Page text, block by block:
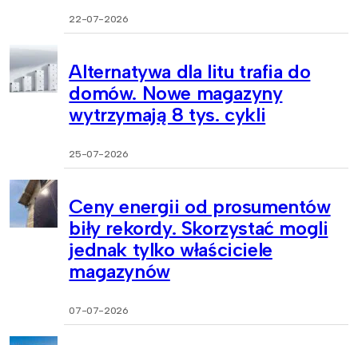
22-07-2026
Alternatywa dla litu trafia do
domów. Nowe magazyny
wytrzymają 8 tys. cykli
25-07-2026
Ceny energii od prosumentów
biły rekordy. Skorzystać mogli
jednak tylko właściciele
magazynów
07-07-2026